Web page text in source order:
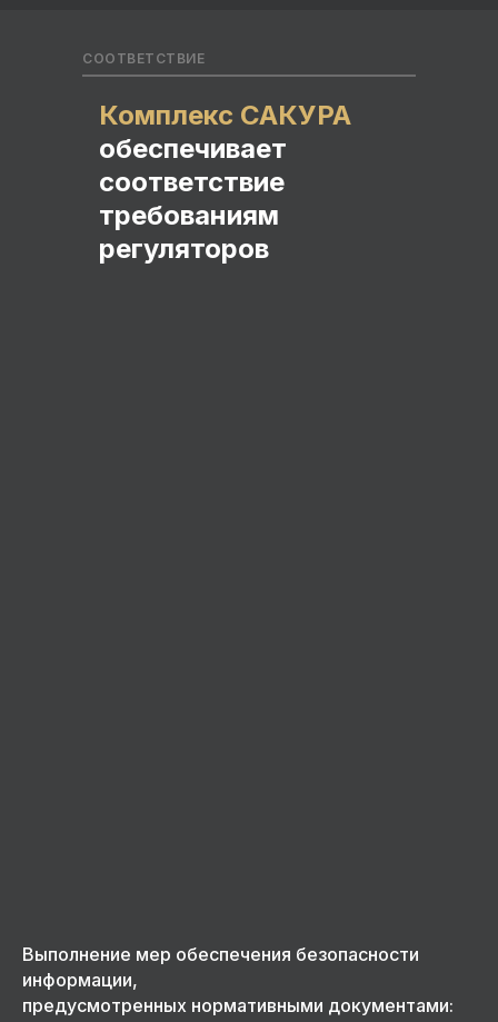
СООТВЕТСТВИЕ
Комплекс САКУРА
обеспечивает
соответствие
требованиям
регуляторов
Выполнение мер обеспечения безопасности
информации,
предусмотренных нормативными документами: